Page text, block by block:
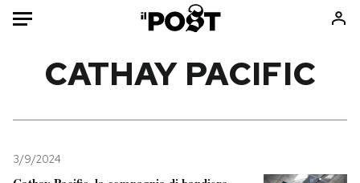
Mondo
CATHAY PACIFIC
3/9/2024